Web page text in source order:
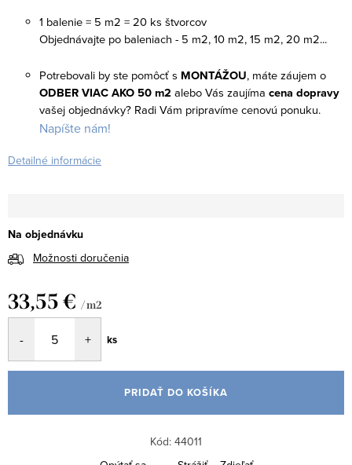
1 balenie = 5 m2 = 20 ks štvorcov
Objednávajte po baleniach - 5 m2, 10 m2, 15 m2, 20 m2...
Potrebovali by ste pomôcť s MONTÁŽOU, máte záujem o
ODBER VIAC AKO 50 m2 alebo Vás zaujíma cena dopravy
vašej objednávky? Radi Vám pripravíme cenovú ponuku.
Napíšte nám!
Detailné informácie
Na objednávku
Možnosti doručenia
33,55 € / m2
cena:
ks
PRIDAŤ DO KOŠÍKA
Kód: 44011